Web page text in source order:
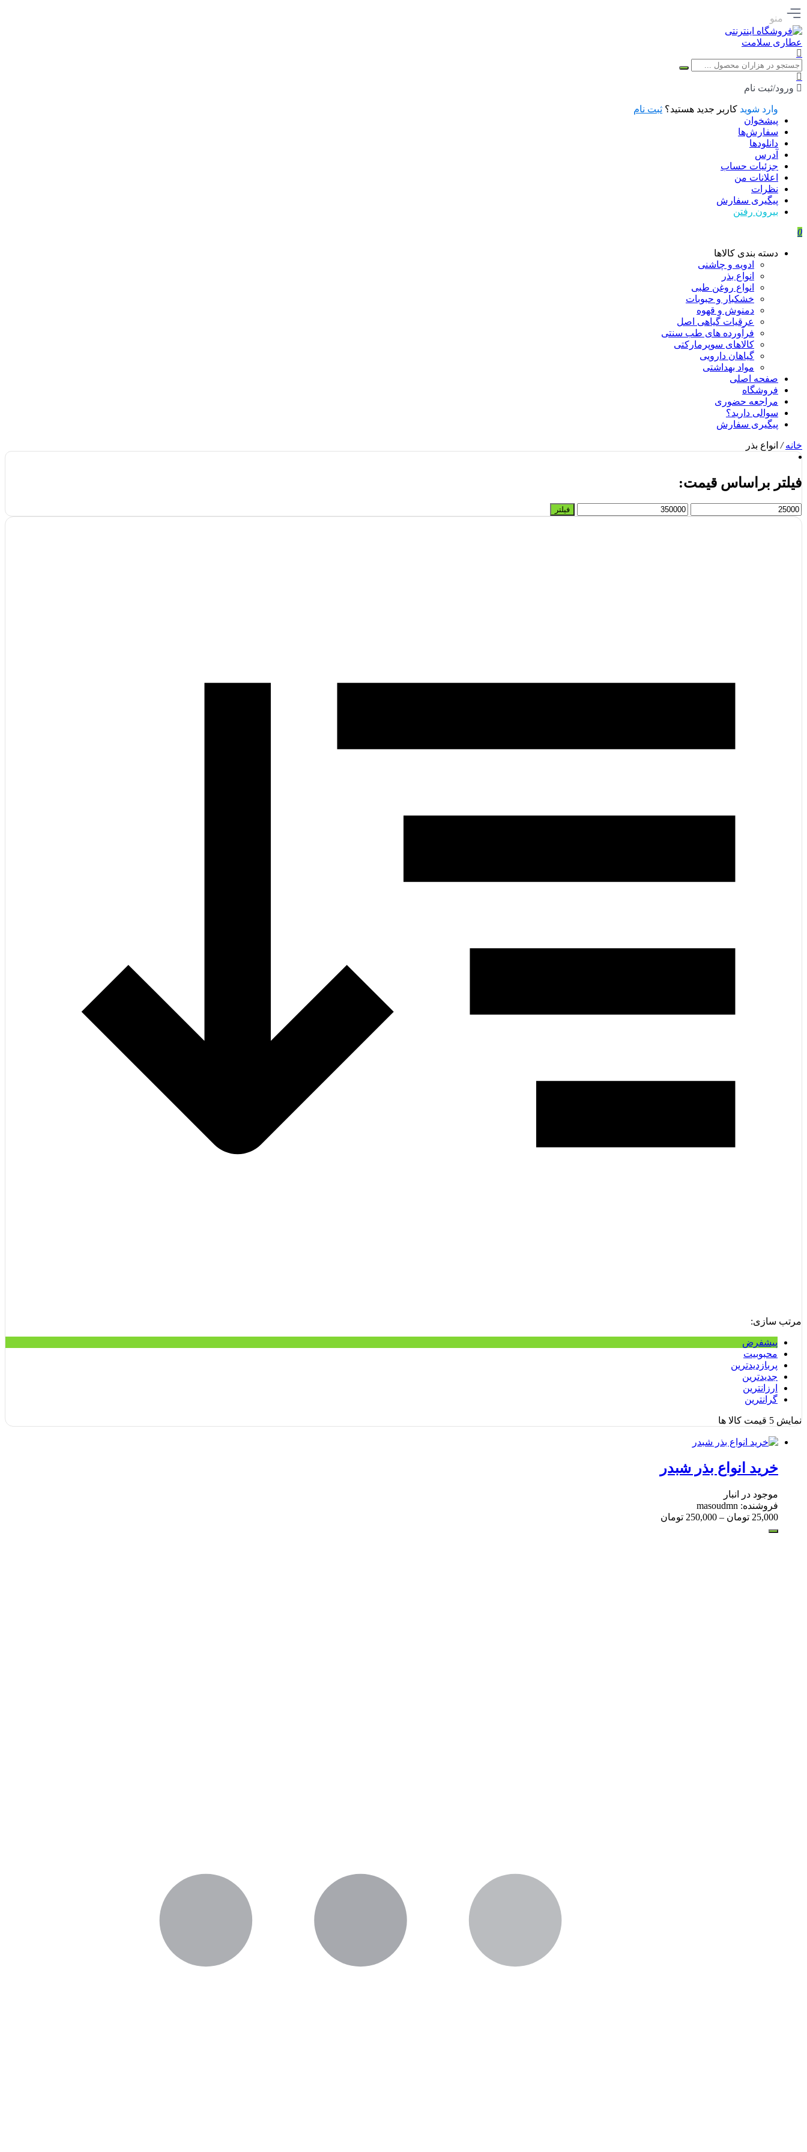
منو
ورود/ثبت نام
وارد شوید کاربر جدید هستید؟ ثبت نام
پیشخوان
سفارش‌ها
دانلودها
آدرس
جزئیات حساب
اعلانات من
نظرات
پیگیری سفارش
بیرون رفتن
0
دسته بندی کالاها
ادویه و چاشنی
انواع بذر
انواع روغن طبی
خشکبار و حبوبات
دمنوش و قهوه
عرقیات گیاهی اصل
فرآورده های طب سنتی
کالاهای سوپرمارکتی
گیاهان دارویی
مواد بهداشتی
صفحه اصلی
فروشگاه
مراجعه حضوری
سوالی دارید؟
پیگیری سفارش
خانه/ انواع بذر
فیلتر براساس قیمت:
حداقل
قیمت
حداکثر
قیمت
فیلتر
مرتب سازی:
پیشفرض
محبوبیت
پربازدیدترین
جدیدترین
ارزانترین
گرانترین
نمایش 5 قیمت کالا ها
خرید انواع بذر شبدر
موجود در انبار
فروشنده: masoudmn
25,000 تومان –
250,000 تومان